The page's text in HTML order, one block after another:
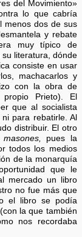
del Movimiento»
lo que cabría
menos dos de sus
y rebate
muy típico de
literatura, dónde
consiste en usar
machacarlos y
con la obra de
Prieto). El
que al socialista
para rebatirle. Al
distribuir. El otro
pues la
todos los medios
de la monarquía
que le
mercado un libro
no fue más que
el libro se podía
la que también
nos recordaba